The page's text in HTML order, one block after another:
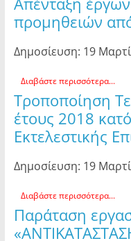
προμηθειών
Δημοσίευση: 19
Διαβάστε περισσότερα...
Τροποποίηση
έτους 2018
Εκτελεστικής
Δημοσίευση: 19
Διαβάστε περισσότερα...
Παράταση